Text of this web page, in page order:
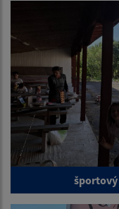
športový